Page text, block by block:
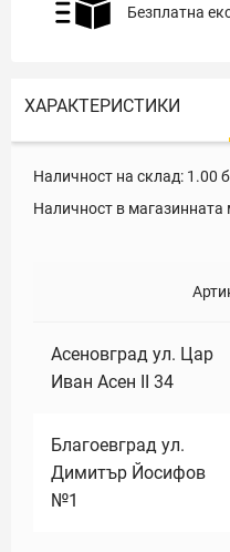
Безплатна
ХАРАКТЕРИСТИКИ
Наличност на склад: 1.00
Наличност в магазинната
Асеновград ул. Цар
Иван Асен II 34
Благоевград ул.
Димитър Йосифов
№1